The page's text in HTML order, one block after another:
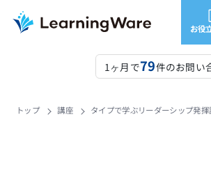
お役
1ヶ月で79件のお問い
トップ 講座 タイプで学ぶリーダーシップ発揮